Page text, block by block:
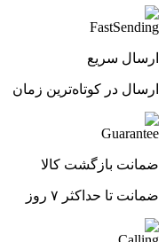
ارسال سریع
ارسال در کوتاه‌ترین زمان
ضمانت بازگشت کالا
ضمانت تا حداکثر ۷ روز